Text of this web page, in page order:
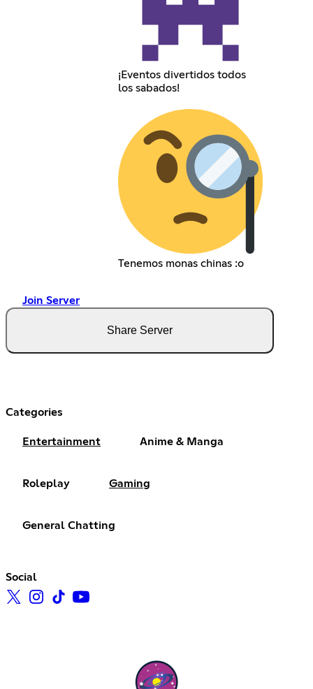
¡Eventos divertidos todos
los sabados!
Tenemos monas chinas :o
Join Server
Share Server
Categories
Entertainment Anime & Manga
Roleplay Gaming
General Chatting
Social